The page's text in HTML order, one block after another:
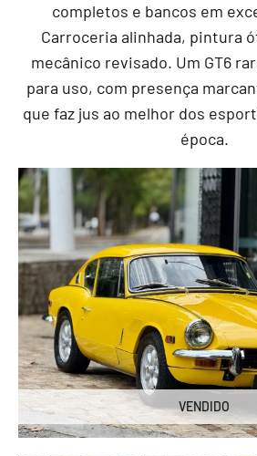
completos e bancos em
Carroceria alinhada, pintura
mecânico revisado. Um GT6
para uso, com presença
que faz jus ao melhor dos
época.
VENDIDO